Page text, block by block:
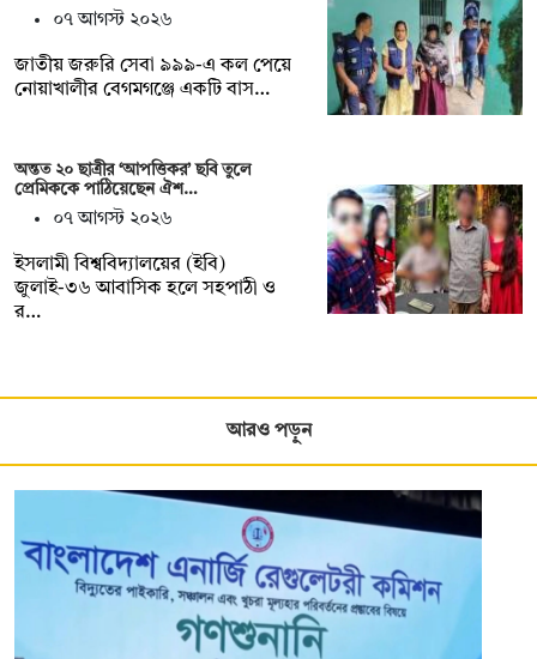
০৭ আগস্ট ২০২৬
জাতীয় জরুরি সেবা ৯৯৯-এ কল পেয়ে
নোয়াখালীর বেগমগঞ্জে একটি বাস…
অন্তত ২০ ছাত্রীর ‘আপত্তিকর’ ছবি তুলে
প্রেমিককে পাঠিয়েছেন ঐশ…
০৭ আগস্ট ২০২৬
ইসলামী বিশ্ববিদ্যালয়ের (ইবি)
জুলাই-৩৬ আবাসিক হলে সহপাঠী ও
র…
আরও পড়ুন